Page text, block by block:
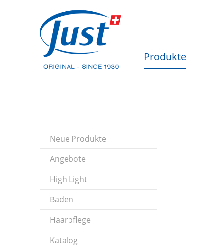
Produkte
Neue Produkte
Angebote
High Light
Baden
Haarpflege
Katalog